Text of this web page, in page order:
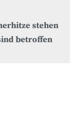
stehen
betroffen